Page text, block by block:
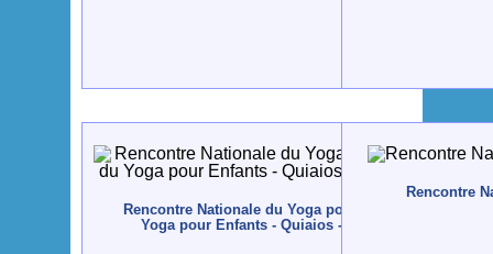
Rencontre Nationale du Yoga pour enfants et
Yoga pour Enfants - Quiaios - 2006, novembre, 10
Rencontre